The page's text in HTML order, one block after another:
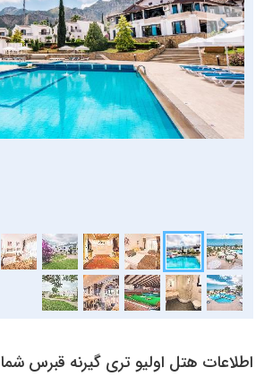
اطلاعات هتل اولیو تری گیرنه قبرس